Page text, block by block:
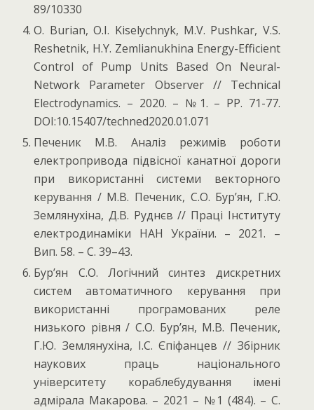
89/10330
O. Burian, O.I. Kiselychnyk, M.V. Pushkar, V.S.
Reshetnik, H.Y. Zemlianukhina Energy-Efficient
Control of Pump Units Based On Neural-
Network Parameter Observer // Technical
Electrodynamics. – 2020. – №1. – PP. 71-77.
DOI:10.15407/techned2020.01.071
Печеник М.В. Аналіз режимів роботи
електропривода підвісної канатної дороги
при використанні системи векторного
керування / М.В. Печеник, С.О. Бур’ян, Г.Ю.
Землянухіна, Д.В. Руднєв // Праці Інституту
електродинаміки НАН України. – 2021. –
Вип. 58. – С. 39–43.
Бур’ян С.О. Логічний синтез дискретних
систем автоматичного керування при
використанні програмованих реле
низького рівня / С.О. Бур’ян, М.В. Печеник,
Г.Ю. Землянухіна, І.С. Єпіфанцев // Збірник
наукових праць національного
університету кораблебудування імені
адмірала Макарова. – 2021 – №1 (484). – С.